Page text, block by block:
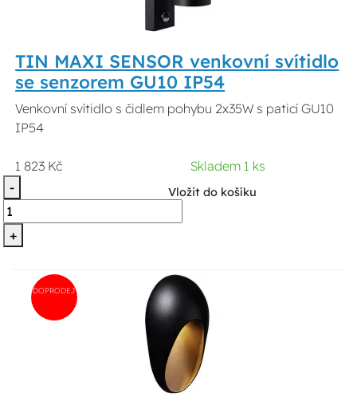
TIN MAXI SENSOR venkovní svítidlo
se senzorem GU10 IP54
Venkovní svítidlo s čidlem pohybu 2x35W s paticí GU10
IP54
1 823 Kč
Skladem 1 ks
-
+
Vložit do košíku
DOPRODEJ